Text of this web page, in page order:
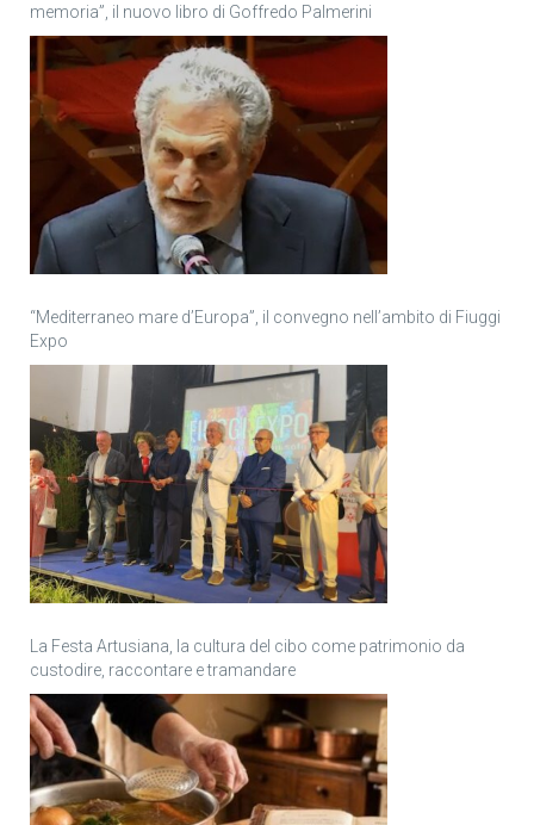
memoria”, il nuovo libro di Goffredo Palmerini
“Mediterraneo mare d’Europa”, il convegno nell’ambito di Fiuggi
Expo
La Festa Artusiana, la cultura del cibo come patrimonio da
custodire, raccontare e tramandare